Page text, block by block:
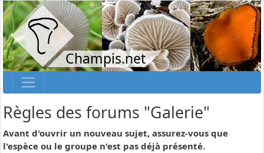
Champis.net
Règles des forums "Galerie"
Avant d'ouvrir un nouveau sujet, assurez-vous que
l'espèce ou le groupe n'est pas déjà présenté.